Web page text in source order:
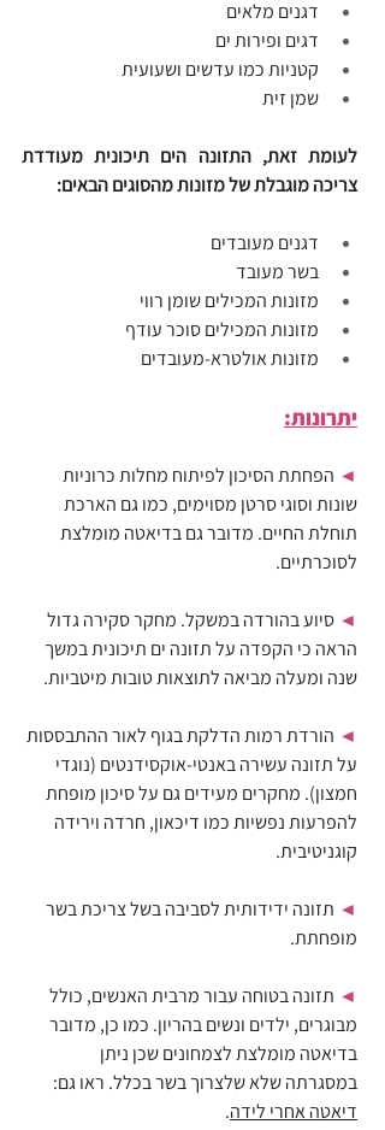
דגנים מלאים
דגים ופירות ים
קטניות כמו עדשים ושעועית
שמן זית
צריכה מוגבלת של מזונות מהסוגים הבאים:
דגנים מעובדים
בשר מעובד
מזונות המכילים שומן רווי
מזונות המכילים סוכר עודף
מזונות אולטרא-מעובדים
יתרונות:
◄ הפחתת הסיכון לפיתוח מחלות כרוניות
שונות וסוגי סרטן מסוימים, כמו גם הארכת
תוחלת החיים. מדובר גם בדיאטה מומלצת
לסוכרתיים.
◄ סיוע בהורדה במשקל. מחקר סקירה גדול
הראה כי הקפדה על תזונה ים תיכונית במשך
שנה ומעלה מביאה לתוצאות טובות מיטביות.
◄ הורדת רמות הדלקת בגוף לאור ההתבססות
על תזונה עשירה באנטי-אוקסידנטים (נוגדי
חמצון). מחקרים מעידים גם על סיכון מופחת
להפרעות נפשיות כמו דיכאון, חרדה וירידה
קוגניטיבית.
◄ תזונה ידידותית לסביבה בשל צריכת בשר
מופחתת.
◄ תזונה בטוחה עבור מרבית האנשים, כולל
מבוגרים, ילדים ונשים בהריון. כמו כן, מדובר
בדיאטה מומלצת לצמחונים שכן ניתן
במסגרתה שלא שלצרוך בשר בכלל. ראו גם:
דיאטה אחרי לידה.